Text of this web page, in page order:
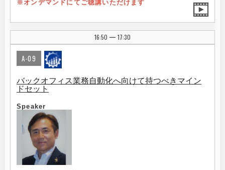
※オンデマンドにてご聴講いただけます
16:50 | 17:30
A-09
バックオフィス業務自動化へ向けて持つべきマイン
ドセット
Speaker